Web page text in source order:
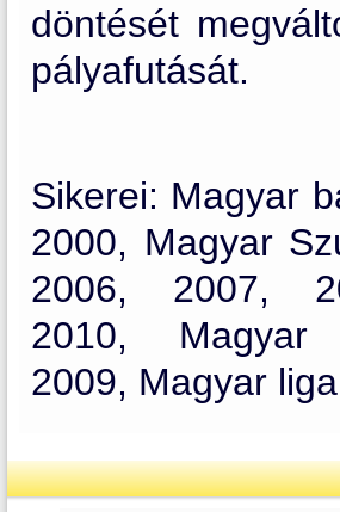
döntését
pályafutását.
Sikerei: Magyar
2000, Magyar
2006, 2007,
2010, Magyar
2009, Magyar